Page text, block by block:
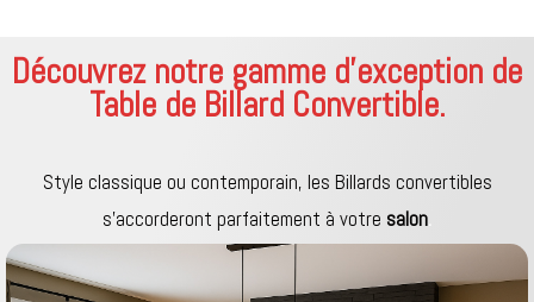
Découvrez notre gamme d’exception de
Table de Billard Convertible.
Style classique ou contemporain, les Billards convertibles
s’accorderont parfaitement à votre salon.